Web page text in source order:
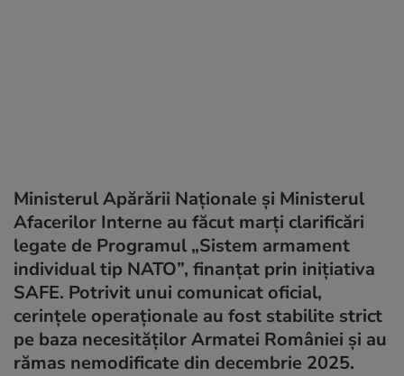
Ministerul Apărării Naționale și Ministerul
Afacerilor Interne au făcut marți clarificări
legate de Programul „Sistem armament
individual tip NATO”, finanțat prin inițiativa
SAFE. Potrivit unui comunicat oficial,
cerințele operaționale au fost stabilite strict
pe baza necesităților Armatei României și au
rămas nemodificate din decembrie 2025.